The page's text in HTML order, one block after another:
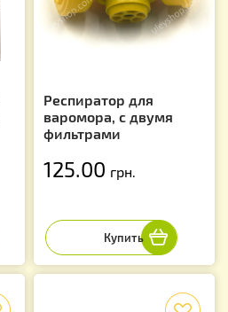
Респиратор для
варомора, с двумя
фильтрами
125.00 грн.